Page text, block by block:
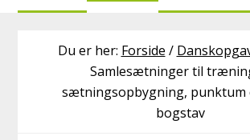
Du er her: Forside /
Samlesætninger til
sætningsopbygning,
bogstav